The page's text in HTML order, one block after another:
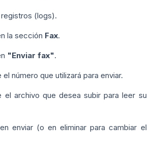
registros (logs).
la sección Fax.
"Enviar fax".
número que utilizará para enviar.
el archivo que desea subir para leer su
enviar (o en eliminar para cambiar el